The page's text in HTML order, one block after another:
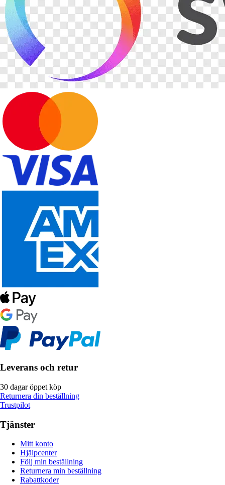
Leverans och retur
30 dagar öppet köp
Returnera din beställning
Trustpilot
Tjänster
Mitt konto
Hjälpcenter
Följ min beställning
Returnera min beställning
Rabattkoder